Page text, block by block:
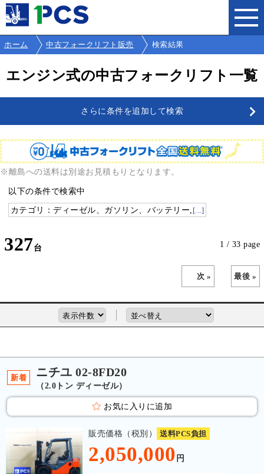
ホーム 中古フォークリフト販売 検索結果
エンジン式の中古フォークリフト一覧
さらに条件を追加して検索
※離島への送料は別途お見積もりとなります。
以下の条件で検索中
カテゴリ：ディーゼル、ガソリン、バッテリー, [...]
327 1 / 33 page
次 » 最後 »
新着 ニチユ 02-8FD20
（2.0トン ディーゼル）
お気に入りに追加
販売価格（税別） 送料PCS負担
2,050,000 円